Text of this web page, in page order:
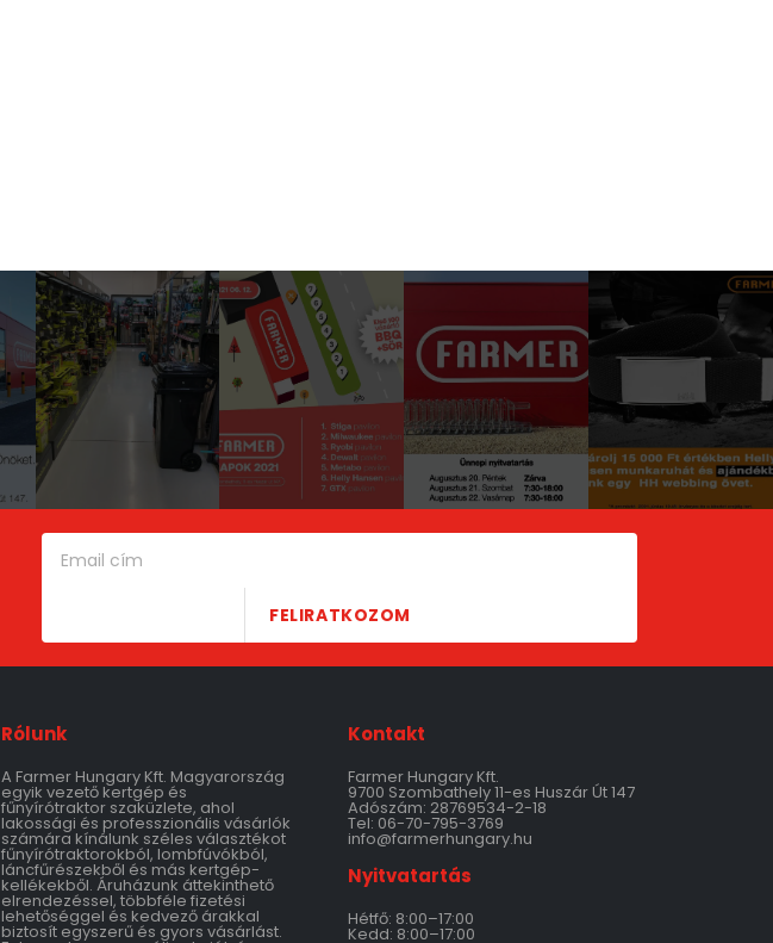
FELIRATKOZOM
Rólunk
A Farmer Hungary Kft. Magyarország
egyik vezető kertgép és
fűnyírótraktor szaküzlete, ahol
lakossági és professzionális vásárlók
számára kínálunk széles választékot
fűnyírótraktorokból, lombfúvókból,
láncfűrészekből és más kertgép-
kellékekből. Áruházunk áttekinthető
elrendezéssel, többféle fizetési
lehetőséggel és kedvező árakkal
biztosít egyszerű és gyors vásárlást.
Kontakt
Farmer Hungary Kft.
9700 Szombathely 11-es Huszár Út 147
Adószám: 28769534-2-18
Tel: 06-70-795-3769
info@farmerhungary.hu
Nyitvatartás
Hétfő: 8:00–17:00
Kedd: 8:00–17:00